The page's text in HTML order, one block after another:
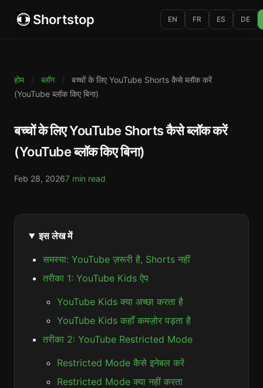
Shortstop EN FR ES DE
होम / ब्लॉग /
बच्चों के लिए YouTube Shorts कैसे ब्लॉक करें
(YouTube ब्लॉक किए बिना)
बच्चों के लिए YouTube Shorts कैसे ब्लॉक करें
(YouTube ब्लॉक किए बिना)
Feb 28, 20267 min read
इस लेख में
समस्या: YouTube ज़रूरी है, Shorts नहीं
तरीका 1: YouTube Kids ऐप
YouTube Kids क्या अच्छा करता है
YouTube Kids कहाँ कमज़ोर पड़ता है
तरीका 2: YouTube Restricted Mode
Restricted Mode कैसे इनेबल करें
Restricted Mode क्या नहीं करता